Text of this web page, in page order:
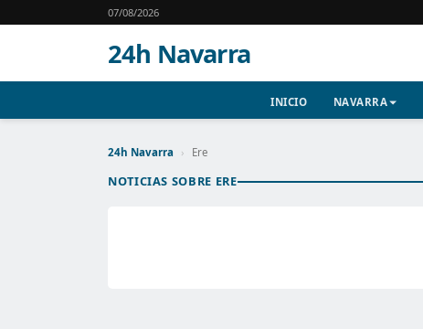
07/08/2026
24h Navarra
INICIO NAVARRA
24h Navarra › Ere
NOTICIAS SOBRE ERE